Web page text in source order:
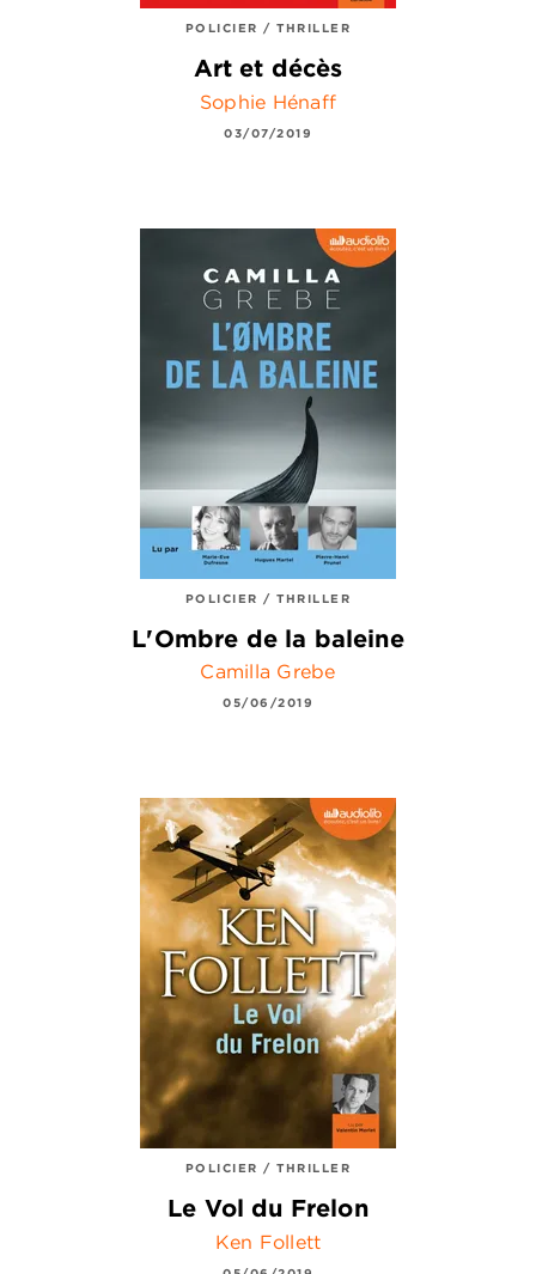
POLICIER / THRILLER
Art et décès
Sophie Hénaff
03/07/2019
POLICIER / THRILLER
L'Ombre de la baleine
Camilla Grebe
05/06/2019
POLICIER / THRILLER
Le Vol du Frelon
Ken Follett